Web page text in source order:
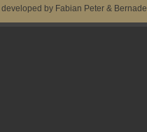
developed by Fabian Peter &